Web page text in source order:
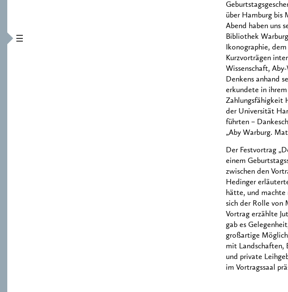
über Hamburg bis
Abend haben uns
Bibliothek
Ikonographie,
Kurzvorträgen
Wissenschaft,
Denkens anhand
erkundete in ihrem
Zahlungsfähigkeit
der Universität
führten –
„Aby Warburg.
Der Festvortrag
einem
zwischen den
Hedinger
hätte, und machte
sich der Rolle von
Vortrag erzählte
gab es
großartige
mit Landschaften,
und private
im Vortragssaal